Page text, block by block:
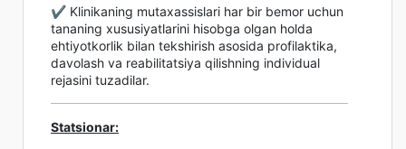
✔️ Klinikaning mutaxassislari har bir bemor uchun
tananing xususiyatlarini hisobga olgan holda
ehtiyotkorlik bilan tekshirish asosida profilaktika,
davolash va reabilitatsiya qilishning individual
rejasini tuzadilar.
Statsionar: